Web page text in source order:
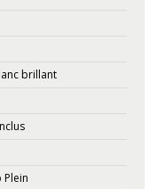
brillant
Plein